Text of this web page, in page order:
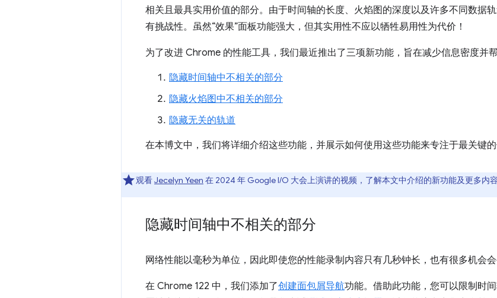
相关且最具实用价值的部分。由于时间轴的长度、火焰图的深度以及许多不同数据
有挑战性。虽然“效果”面板功能强大，但其实用性不应以牺牲易用性为代价！
为了改进 Chrome 的性能工具，我们最近推出了三项新功能，旨在减少信息密度并
隐藏时间轴中不相关的部分
隐藏火焰图中不相关的部分
隐藏无关的轨道
在本博文中，我们将详细介绍这些功能，并展示如何使用这些功能来专注于最关键的
观看Jecelyn Yeen 在 2024 年 Google I/O 大会上演讲的视频，了解本文中介绍的新功能及更多内容
隐藏时间轴中不相关的部分
网络性能以毫秒为单位，因此即使您的性能录制内容只有几秒钟长，也有很多机会会
在 Chrome 122 中，我们添加了创建面包屑导航功能。借助此功能，您可以限制时